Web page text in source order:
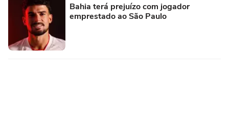
Bahia terá prejuízo com jogador
emprestado ao São Paulo